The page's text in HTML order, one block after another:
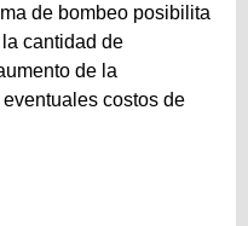
de bombeo posibilita
cantidad de
de la
costos de